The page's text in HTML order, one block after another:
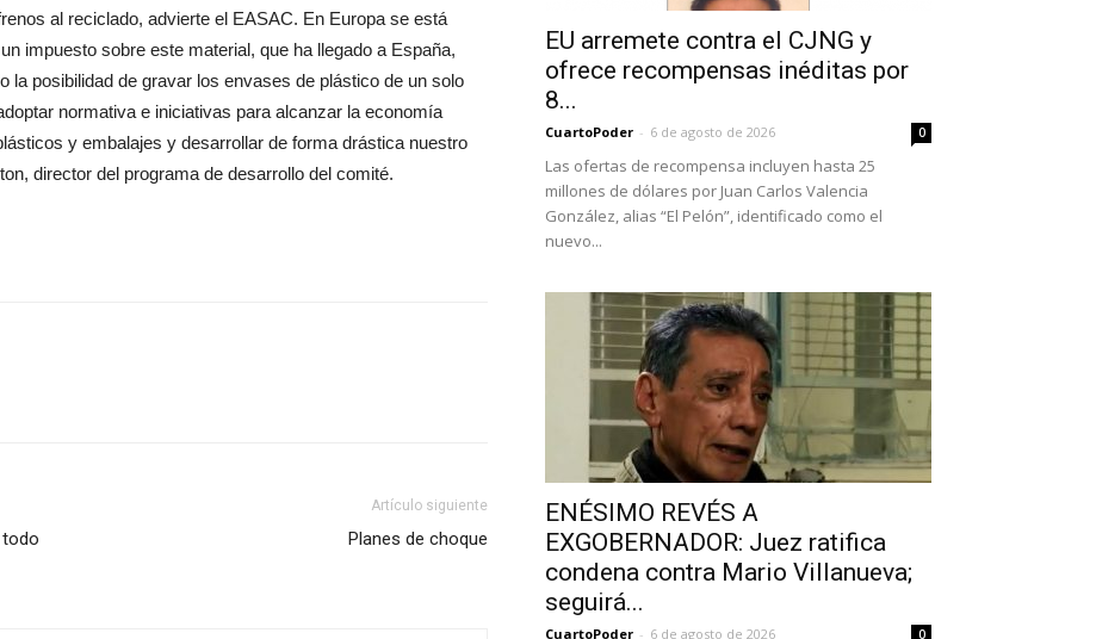
al reciclado, advierte el EASAC. En Europa se está
impuesto sobre este material, que ha llegado a España,
la posibilidad de gravar los envases de plástico de un solo
normativa e iniciativas para alcanzar la economía
y embalajes y desarrollar de forma drástica nuestro
director del programa de desarrollo del comité.
Artículo siguiente
Planes de choque
EU arremete contra el CJNG y
ofrece recompensas inéditas por
8...
CuartoPoder - 6 de agosto de 2026 0
Las ofertas de recompensa incluyen hasta 25
millones de dólares por Juan Carlos Valencia
González, alias “El Pelón”, identificado como el
nuevo...
ENÉSIMO REVÉS A
EXGOBERNADOR: Juez ratifica
condena contra Mario Villanueva;
seguirá...
CuartoPoder - 6 de agosto de 2026 0